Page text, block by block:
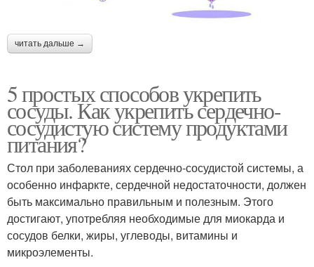
читать дальше →
5 простых способов укрепить
сосуды. Как укрепить сердечно-
сосудистую систему продуктами
питания?
Стол при заболеваниях сердечно-сосудистой системы, а
особенно инфаркте, сердечной недостаточности, должен
быть максимально правильным и полезным. Этого
достигают, употребляя необходимые для миокарда и
сосудов белки, жиры, углеводы, витамины и
микроэлементы.